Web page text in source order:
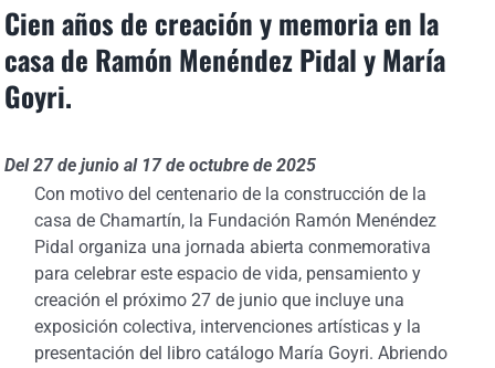
Cien años de creación y memoria en la
casa de Ramón Menéndez Pidal y María
Goyri.
Del 27 de junio al 17 de octubre de 2025
Con motivo del centenario de la construcción de la
casa de Chamartín, la Fundación Ramón Menéndez
Pidal organiza una jornada abierta conmemorativa
para celebrar este espacio de vida, pensamiento y
creación el próximo 27 de junio que incluye una
exposición colectiva, intervenciones artísticas y la
presentación del libro catálogo María Goyri. Abriendo